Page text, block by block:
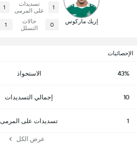
إريك ماركوس
1
تسديدات
على المرمى
1
0
حالات
التسلل
1
الإحصائيات
43% الاستحواذ
10 إجمالي التسديدات
1 تسديدات على المرمى
عرض الكل